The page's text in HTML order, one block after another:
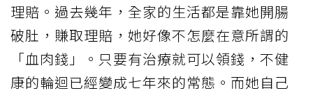
理賠。過去幾年，全家的生活都是靠她開腸
破肚，賺取理賠，她好像不怎麼在意所謂的
「血肉錢」。只要有治療就可以領錢，不健
康的輪迴已經變成七年來的常態。而她自己